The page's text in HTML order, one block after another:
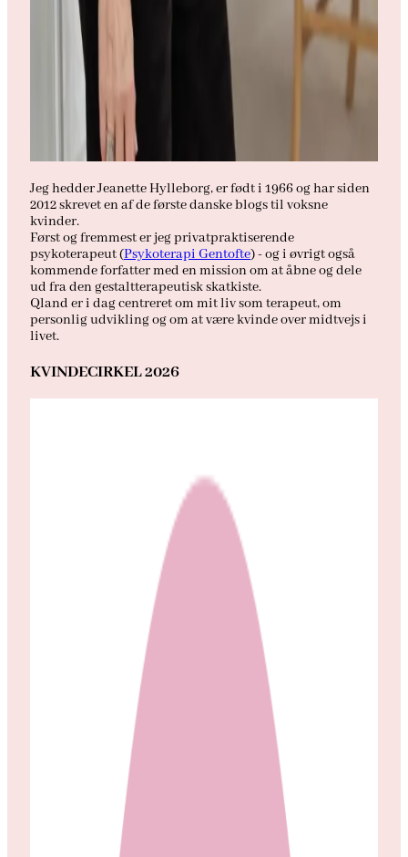
Jeg hedder Jeanette Hylleborg, er født i 1966 og har siden
2012 skrevet en af de første danske blogs til voksne
kvinder.
Først og fremmest er jeg privatpraktiserende
psykoterapeut (Psykoterapi Gentofte) - og i øvrigt også
kommende forfatter med en mission om at åbne og dele
ud fra den gestaltterapeutisk skatkiste.
Qland er i dag centreret om mit liv som terapeut, om
personlig udvikling og om at være kvinde over midtvejs i
livet.
KVINDECIRKEL 2026